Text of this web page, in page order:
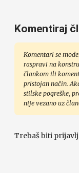
Komentiraj
Komentari se
raspravi na
člankom ili
pristojan način.
stilske pogreške,
nije vezano uz
Trebaš biti